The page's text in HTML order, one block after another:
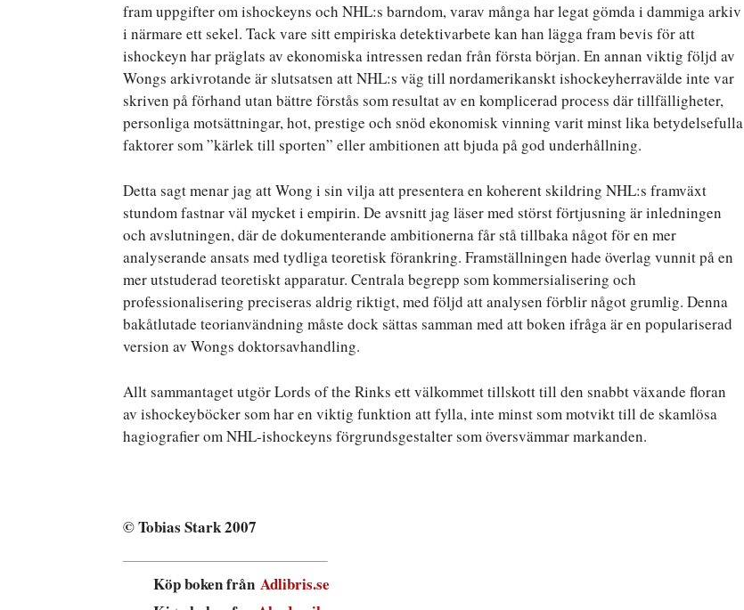
fram uppgifter om ishockeyns och NHL:s barndom, varav många har legat gömda i dammiga arkiv
i närmare ett sekel. Tack vare sitt empiriska detektivarbete kan han lägga fram bevis för att
ishockeyn har präglats av ekonomiska intressen redan från första början. En annan viktig följd av
Wongs arkivrotande är slutsatsen att NHL:s väg till nordamerikanskt ishockeyherravälde inte var
skriven på förhand utan bättre förstås som resultat av en komplicerad process där tillfälligheter,
personliga motsättningar, hot, prestige och snöd ekonomisk vinning varit minst lika betydelsefulla
faktorer som ”kärlek till sporten” eller ambitionen att bjuda på god underhållning.
Detta sagt menar jag att Wong i sin vilja att presentera en koherent skildring NHL:s framväxt
stundom fastnar väl mycket i empirin. De avsnitt jag läser med störst förtjusning är inledningen
och avslutningen, där de dokumenterande ambitionerna får stå tillbaka något för en mer
analyserande ansats med tydliga teoretisk förankring. Framställningen hade överlag vunnit på en
mer utstuderad teoretiskt apparatur. Centrala begrepp som kommersialisering och
professionalisering preciseras aldrig riktigt, med följd att analysen förblir något grumlig. Denna
bakåtlutade teorianvändning måste dock sättas samman med att boken ifråga är en populariserad
version av Wongs doktorsavhandling.
Allt sammantaget utgör Lords of the Rinks ett välkommet tillskott till den snabbt växande floran
av ishockeyböcker som har en viktig funktion att fylla, inte minst som motvikt till de skamlösa
hagiografier om NHL-ishockeyns förgrundsgestalter som översvämmar markanden.
© Tobias Stark 2007
Köp boken från Adlibris.se